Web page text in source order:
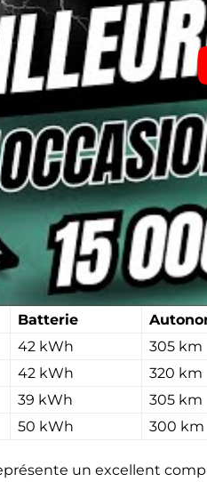
Batterie
42 kWh 305 km
42 kWh 320 km
39 kWh 305 km
50 kWh 300 km
un excellent